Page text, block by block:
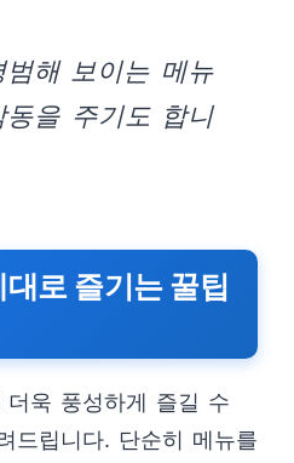
범해 보이는 메뉴
을 주기도 합니
로 즐기는 꿀팁
더욱 풍성하게 즐길 수
드립니다. 단순히 메뉴를